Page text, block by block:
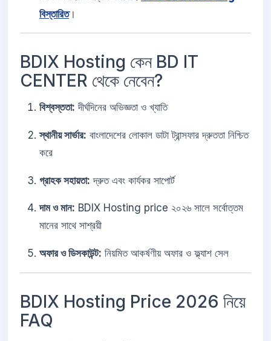
বিস্তারিত।
BDIX Hosting কেন BD IT
CENTER থেকে নেবেন?
বিশ্বস্ততা: দীর্ঘদিনের অভিজ্ঞতা ও খ্যাতি
স্থানীয় সার্ভার: বাংলাদেশের লোকাল ডাটা ট্রান্সফার দ্রুততা নিশ্চিত
করে
গ্রাহক সহায়তা: দ্রুত এবং কার্যকর সাপোর্ট
দাম ও মান: BDIX Hosting price ২০২৬ সালে সর্বোত্তম
মানের সাথে সাশ্রয়ী
অফার ও ডিসকাউন্ট: নিয়মিত আকর্ষণীয় অফার ও ফ্ল্যাশ সেল
BDIX Hosting Price 2026 নিয়ে
FAQ